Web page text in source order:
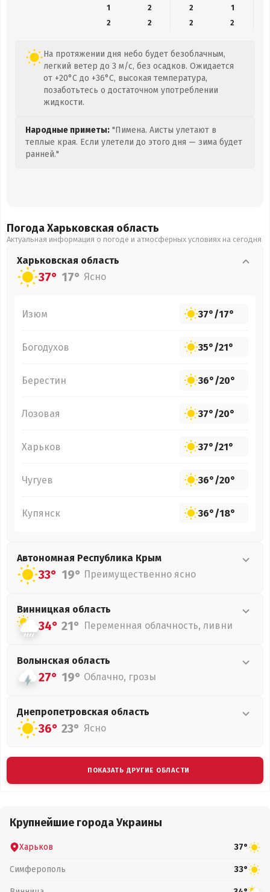
1
2 2
1
2
2 2 2
На протяжении дня небо будет безоблачным,
легкий ветер до 3 м/с, без осадков. Ожидается
от +20°C до +36°C, высокая температура,
позаботьтесь о достаточном употреблении
жидкости.
Народные приметы: "Пимена. Аисты улетают в
теплые края. Если улетели до этого дня — зима будет
ранней."
Погода Харьковская область
Актуальная информация о погоде и атмосферных условиях на сегодня
Харьковская область
37° 17° Ясно
Изюм 37°/17°
Богодухов 35°/21°
Берестин 36°/20°
Лозовая 37°/20°
Харьков 37°/21°
Чугуев 36°/20°
Купянск 36°/18°
Автономная Республика Крым
33° 19° Преимущественно ясно
Винницкая область
34° 21° Переменная облачность, ливни
Волынская область
27° 19° Облачно, грозы
Днепропетровская область
36° 23° Ясно
ПОКАЗАТЬ ДРУГИЕ ОБЛАСТИ
Крупнейшие города Украины
Харьков 37°
Симферополь 33°